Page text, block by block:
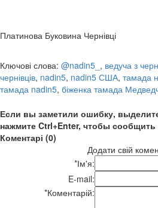
Платинова Буковина Чернівці
Ключові слова: @nadin5_ , ведуча з
чернівців, nadin5, nadin5 США, тамада
тамада nadin5, біженка тамада
Если вы заметили ошибку,
нажмите Ctrl+Enter, чтобы
Коментарі (0)
Додати свій
*Ім'я:
E-mail:
*Коментарій: